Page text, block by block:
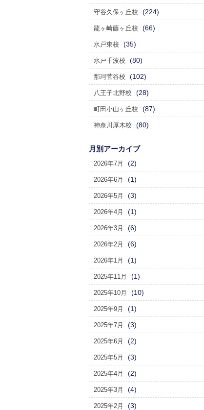
守谷久保ヶ丘校 (224)
龍ヶ崎藤ヶ丘校 (66)
水戸東校 (35)
水戸千波校 (80)
那珂菅谷校 (102)
八王子北野校 (28)
町田小山ヶ丘校 (87)
神奈川厚木校 (80)
月別アーカイブ
2026年7月 (2)
2026年6月 (1)
2026年5月 (3)
2026年4月 (1)
2026年3月 (6)
2026年2月 (6)
2026年1月 (1)
2025年11月 (1)
2025年10月 (10)
2025年9月 (1)
2025年7月 (3)
2025年6月 (2)
2025年5月 (3)
2025年4月 (2)
2025年3月 (4)
2025年2月 (3)